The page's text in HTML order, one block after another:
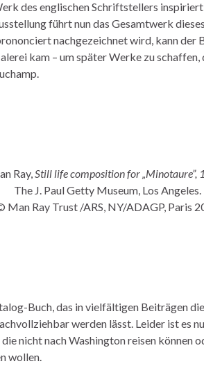
des englischen Schriftstellers
führt nun das Gesamtwerk
nachgezeichnet wird, kann der
kam – um später Werke zu
Ray,Still life composition for „Minotaure”,
The J. Paul Getty Museum, Los Angeles.
Man Ray Trust /ARS, NY/ADAGP, Paris
Buch, das in vielfältigen Beiträgen
werden lässt. Leider ist es
nicht nach Washington reisen können
wollen.